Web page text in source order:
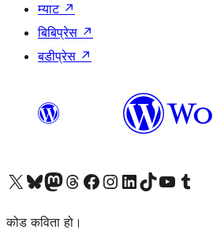
म्याट ↗
बिबिप्रेस ↗
बडीप्रेस ↗
हाम्रो X (पहिले ट्विटर) खातामा जानुहोस्
हाम्रो Bluesky खाता भ्रमण गर्नुहोस्
हाम्रो म्यास्टोडन खाता भ्रमण गर्नुहोस्
हाम्रो थ्रेड्स खातामा जानुहोस्
हाम्रो फेसबुक पेजमा जानुहोस्
हाम्रो इन्स्टाग्राम खातामा जानुहोस्
हाम्रो लिङ्क्डइन खातामा जानुहोस्
हाम्रो TikTok खाता भ्रमण गर्नुहोस्
हाम्रो युट्युब च्यानलमा जानुहोस्
हाम्रो टम्बलर खाता भ्रमण गर्नुहोस्
कोड कविता हो।